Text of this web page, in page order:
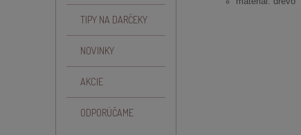
TIPY NA DARČEKY
NOVINKY
AKCIE
ODPORÚČAME